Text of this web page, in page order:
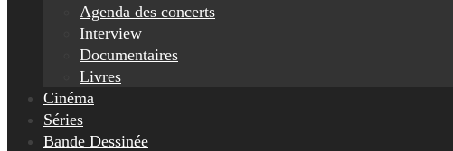
Agenda des concerts
Interview
Documentaires
Livres
Cinéma
Séries
Bande Dessinée